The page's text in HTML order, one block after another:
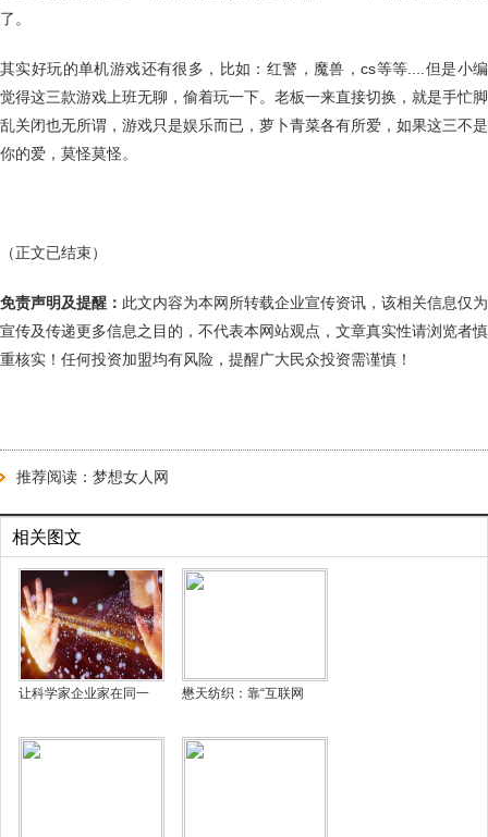
了。
其实好玩的单机游戏还有很多，比如：红警，魔兽，cs等等....但是小编
觉得这三款游戏上班无聊，偷着玩一下。老板一来直接切换，就是手忙脚
乱关闭也无所谓，游戏只是娱乐而已，萝卜青菜各有所爱，如果这三不是
你的爱，莫怪莫怪。
（正文已结束）
免责声明及提醒： 此文内容为本网所转载企业宣传资讯，该相关信息仅为
宣传及传递更多信息之目的，不代表本网站观点，文章真实性请浏览者慎
重核实！任何投资加盟均有风险，提醒广大民众投资需谨慎！
推荐阅读： 梦想女人网
相关图文
让科学家企业家在同一 懋天纺织：靠“互联网